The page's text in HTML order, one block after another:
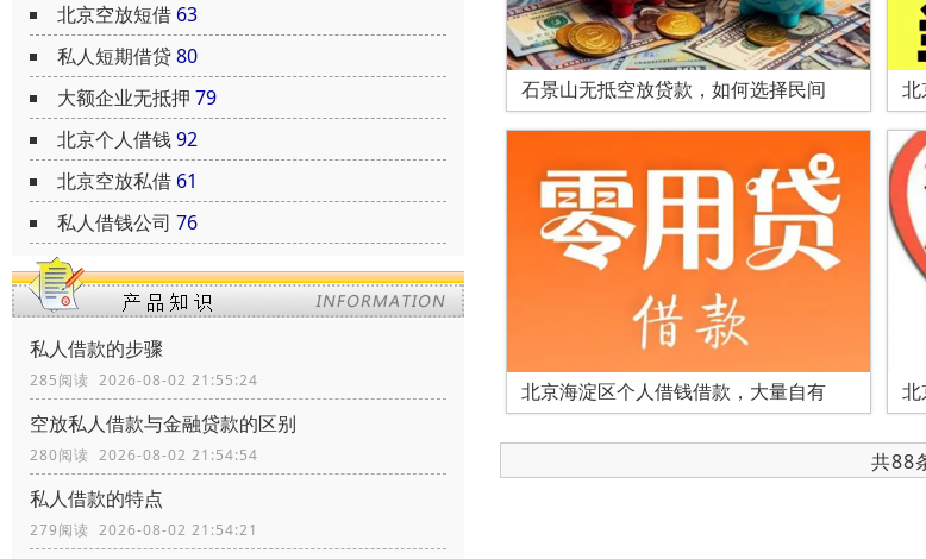
北京空放短借 63
私人短期借贷80
大额企业无抵押 79
北京个人借钱92
北京空放私借 61
私人借钱公司 76
私人借款的步骤
285阅读 2026-08-02 21:55:24
空放私人借款与金融贷款的区别
280阅读 2026-08-02 21:54:54
私人借款的特点
279阅读 2026-08-02 21:54:21
石景山无抵空放贷款，如何选择民间 北
北京海淀区个人借钱借款，大量自有 北
共88